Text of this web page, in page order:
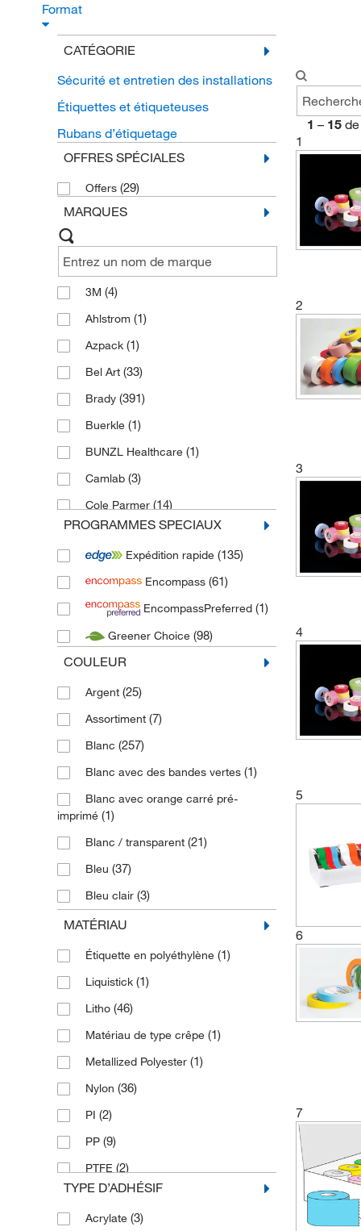
Format
CATÉGORIE
Sécurité et entretien des installations
Étiquettes et étiqueteuses
Rubans d’étiquetage
OFFRES SPÉCIALES
Offers (29)
MARQUES
3M (4)
Ahlstrom (1)
Azpack (1)
Bel Art (33)
Brady (391)
Buerkle (1)
BUNZL Healthcare (1)
Camlab (3)
Cole Parmer (14)
Fisherbrand(111)
GA International(58)
Horst(3)
Kappes Systeme(1)
Mettler Toledo Online(1)
Ratiolab
Shamrock(199)
Vitlab(1)
PROGRAMMES SPECIAUX
Expédition rapide (135)
Encompass (61)
EncompassPreferred (1)
Greener Choice (98)
COULEUR
Argent (25)
Assortiment (7)
Blanc (257)
Blanc avec des bandes vertes (1)
Blanc avec orange carré pré-
imprimé (1)
Blanc / transparent (21)
Bleu (37)
Bleu clair (3)
Bleu foncé
Brun clair
Chartreuse(4)
Cuivre(9)
Glow (1)
Gris (27)
Gris clair(2)
Jaune
Jaune / transparent
Lavande
Magenta(4)
Marron(8)
MATÉRIAU
Étiquette en polyéthylène (1)
Liquistick (1)
Litho (46)
Matériau de type crêpe (1)
Metallized Polyester (1)
Nylon (36)
PI (2)
PP (9)
PTFE (2)
Paper(5)
Papier(84)
TYPE D’ADHÉSIF
Acrylate (3)
1 – 15 de
1
2
3
4
5
6
7